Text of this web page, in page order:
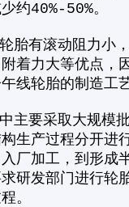
约40%-50%。
有滚动阻力小
着力大等优点，
线轮胎的制造工
要采取大规模
生产过程分开进
厂加工，到形
研发部门进行轮
。